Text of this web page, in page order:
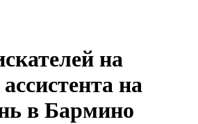
на
на
в Бармино